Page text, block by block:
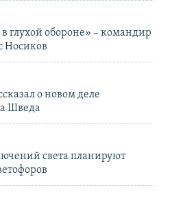
глухой обороне» – командир
Носиков
о новом деле
Шведа
света планируют